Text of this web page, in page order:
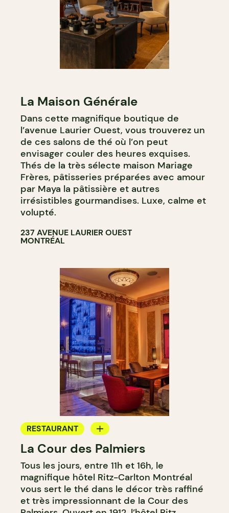
La Maison Générale
Dans cette magnifique boutique de
l’avenue Laurier Ouest, vous trouverez un
de ces salons de thé où l’on peut
envisager couler des heures exquises.
Thés de la très sélecte maison Mariage
Frères, pâtisseries préparées avec amour
par Maya la pâtissière et autres
irrésistibles gourmandises. Luxe, calme et
volupté.
237 AVENUE LAURIER OUEST
MONTRÉAL
RESTAURANT
SALON DE THÉ
La Cour des Palmiers
Tous les jours, entre 11h et 16h, le
magnifique hôtel Ritz-Carlton Montréal
vous sert le thé dans le décor très raffiné
et très impressionnant de la Cour des